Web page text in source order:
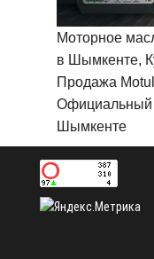
Моторное
в Шымкенте,
Продажа
Официальный
Шымкенте